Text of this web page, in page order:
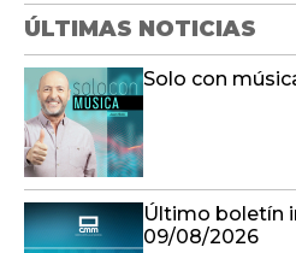
ÚLTIMAS NOTICIAS
Solo con
Último boletín
09/08/2026